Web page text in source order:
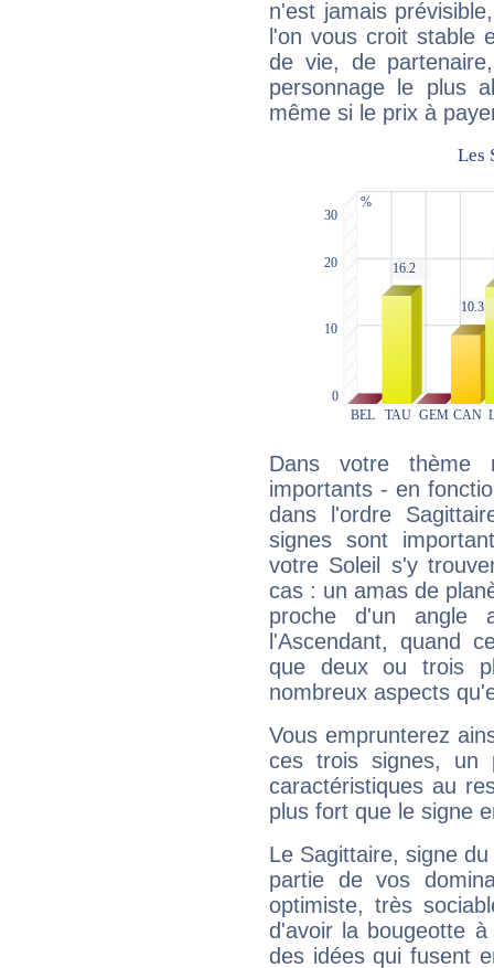
n'est jamais
l'on vous croit stable
de vie, de
personnage le plus
même si le prix à
Dans votre thème
importants - en
dans l'ordre
signes sont
votre Soleil s'y
cas : un amas de
proche d'un
l'Ascendant, quand
que deux ou trois
nombreux aspects
Vous emprunterez
ces trois signes, un
caractéristiques au
plus fort que le signe
Le Sagittaire, signe
partie de vos
optimiste, très
d'avoir la bougeotte
des idées qui fusent